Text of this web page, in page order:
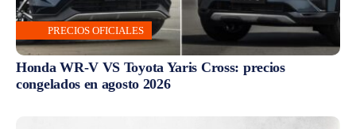
PRECIOS OFICIALES
Honda WR-V VS Toyota Yaris Cross: precios
congelados en agosto 2026